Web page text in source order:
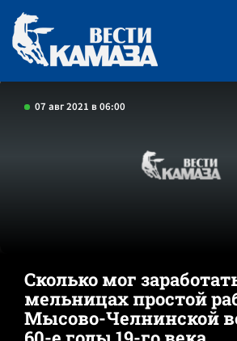
07 авг 2021 в 06:00
Сколько мог
мельницах простой
Мысово-Челнинской